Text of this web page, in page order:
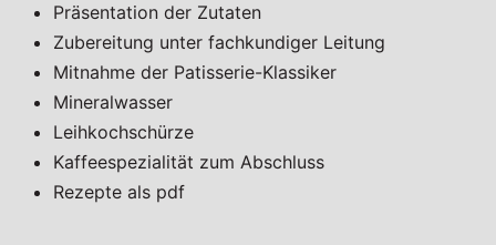
Präsentation der Zutaten
Zubereitung unter fachkundiger Leitung
Mitnahme der Patisserie-Klassiker
Mineralwasser
Leihkochschürze
Kaffeespezialität zum Abschluss
Rezepte als pdf